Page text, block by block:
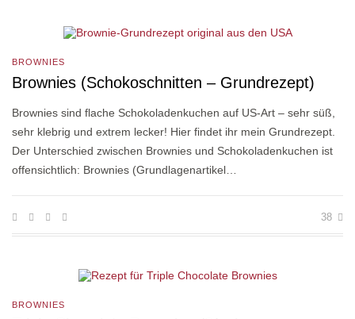
BROWNIES
Brownies (Schokoschnitten – Grundrezept)
Brownies sind flache Schokoladenkuchen auf US-Art – sehr süß,
sehr klebrig und extrem lecker! Hier findet ihr mein Grundrezept.
Der Unterschied zwischen Brownies und Schokoladenkuchen ist
offensichtlich: Brownies (Grundlagenartikel…
38
BROWNIES